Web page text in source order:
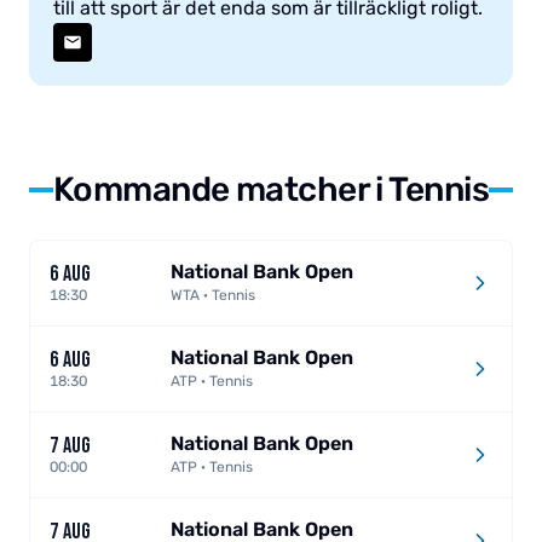
till att sport är det enda som är tillräckligt roligt.
Kommande matcher i Tennis
6 AUG
18:30
National Bank Open
WTA · Tennis
6 AUG
18:30
National Bank Open
ATP · Tennis
7 AUG
00:00
National Bank Open
ATP · Tennis
7 AUG National Bank Open